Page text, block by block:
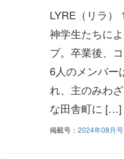
LYRE（リラ）
神学生たちに
プ。卒業後、
6人のメンバー
れ、主のみわ
な田舎町に […]
掲載号： 2024年08月号